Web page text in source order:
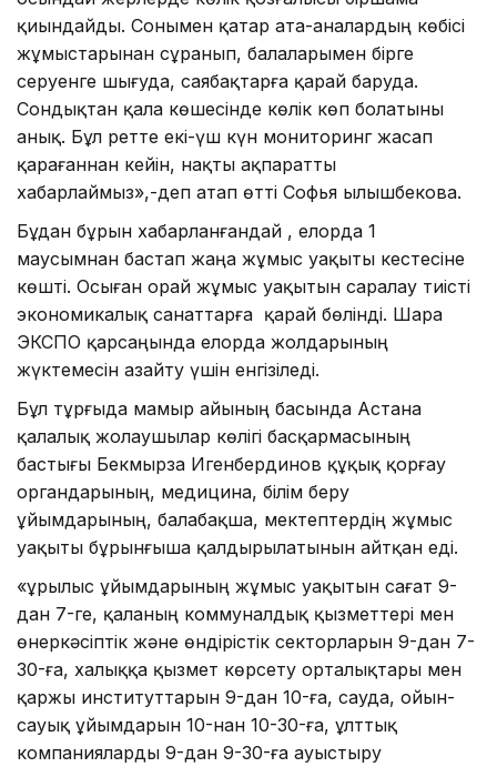
қиындайды. Сонымен қатар ата-аналардың көбісі
жұмыстарынан сұранып, балаларымен бірге
серуенге шығуда, саябақтарға қарай баруда.
Сондықтан қала көшесінде көлік көп болатыны
анық. Бұл ретте екі-үш күн мониторинг жасап
қарағаннан кейін, нақты ақпаратты
хабарлаймыз»,-деп атап өтті Софья Қылышбекова.
Бұдан бұрын хабарланғандай , елорда 1
маусымнан бастап жаңа жұмыс уақыты кестесіне
көшті. Осыған орай жұмыс уақытын саралау тиісті
экономикалық санаттарға қарай бөлінді. Шара
ЭКСПО қарсаңында елорда жолдарының
жүктемесін азайту үшін енгізіледі.
Бұл тұрғыда мамыр айының басында Астана
қалалық жолаушылар көлігі басқармасының
бастығы Бекмырза Игенбердинов құқық қорғау
органдарының, медицина, білім беру
ұйымдарының, балабақша, мектептердің жұмыс
уақыты бұрынғыша қалдырылатынын айтқан еді.
«Құрылыс ұйымдарының жұмыс уақытын сағат 9-
дан 7-ге, қаланың коммуналдық қызметтері мен
өнеркәсіптік және өндірістік секторларын 9-дан 7-
30-ға, халыққа қызмет көрсету орталықтары мен
қаржы институттарын 9-дан 10-ға, сауда, ойын-
сауық ұйымдарын 10-нан 10-30-ға, ұлттық
компанияларды 9-дан 9-30-ға ауыстыру